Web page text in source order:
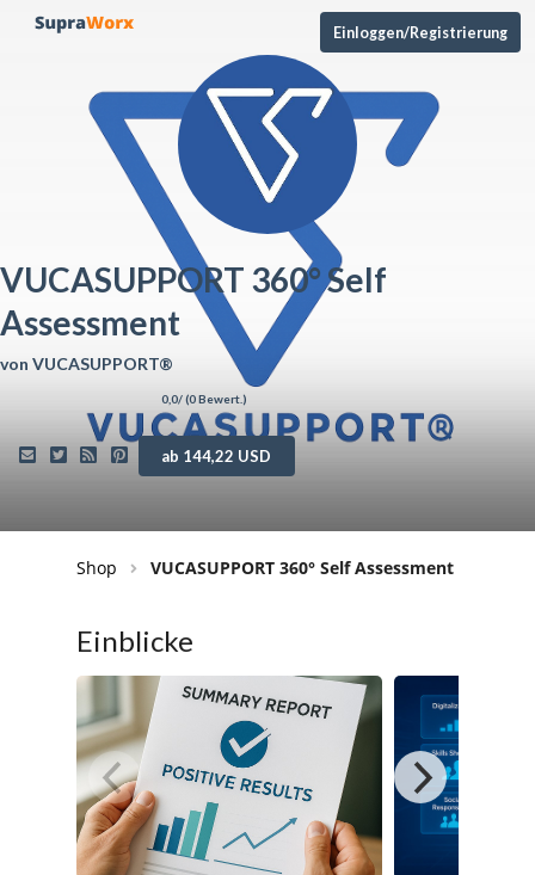
Einloggen/Registrierung
VUCASUPPORT 360° Self
Assessment
von VUCASUPPORT®
0,0/ (0Bewert.)
ab 144,22 USD
Shop VUCASUPPORT 360° Self Assessment
Einblicke